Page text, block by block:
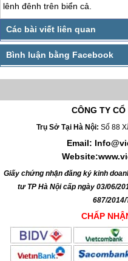
lênh đênh trên biển cả.
CÔNG TY CỔ
Trụ Sở Tại Hà Nội: Số 88
Email:
Giấy chứng nhận đăng ký kinh
tư TP Hà Nội cấp ngày 03/06/
687/2014/
CHẤP